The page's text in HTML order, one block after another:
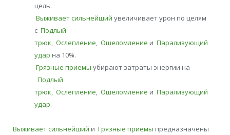
цель.
Выживает сильнейший увеличивает урон по целям
с Подлый
трюк, Ослепление, Ошеломление и Парализующий
удар на 10%.
Грязные приемы убирают затраты энергии на
Подлый
трюк, Ослепление, Ошеломление и Парализующий
удар.
Выживает сильнейший и Грязные приемы предназначены